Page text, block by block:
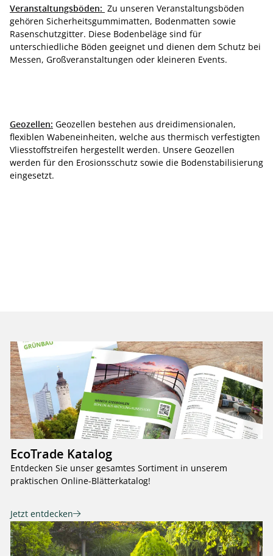
Veranstaltungsböden: Zu unseren Veranstaltungsböden
gehören Sicherheitsgummimatten, Bodenmatten sowie
Rasenschutzgitter. Diese Bodenbeläge sind für
unterschiedliche Böden geeignet und dienen dem Schutz bei
Messen, Großveranstaltungen oder kleineren Events.
Geozellen: Geozellen bestehen aus dreidimensionalen,
flexiblen Wabeneinheiten, welche aus thermisch verfestigten
Vliesstoffstreifen hergestellt werden. Unsere Geozellen
werden für den Erosionsschutz sowie die Bodenstabilisierung
eingesetzt.
EcoTrade Katalog
Entdecken Sie unser gesamtes Sortiment in unserem
praktischen Online-Blätterkatalog!
Jetzt entdecken